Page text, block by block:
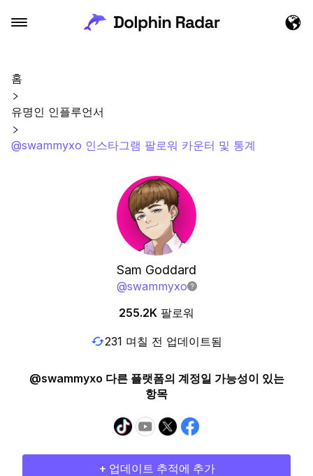
홈
유명인 인플루언서
@swammyxo 인스타그램 팔로워 카운터 및 통계
Sam Goddard
@swammyxo
255.2K 팔로워
231 며칠 전 업데이트됨
@swammyxo 다른 플랫폼의 계정일 가능성이 있는
항목
+ 업데이트 추적에 추가